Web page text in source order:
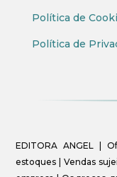
Política de
Política de
EDITORA ANGEL |
estoques | Vendas